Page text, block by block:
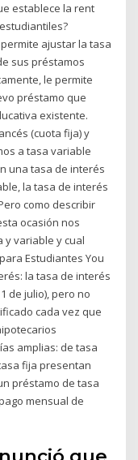
establece la rent
ajustar la tasa
sus préstamos
le permite
préstamo que
existente.
(cuota fija) y
a tasa variable
una tasa de interés
la tasa de interés
como describir
ocasión nos
y variable y cual
Estudiantes You
la tasa de interés
de julio), pero no
cada vez que
amplias: de tasa
fija presentan
préstamo de tasa
mensual de